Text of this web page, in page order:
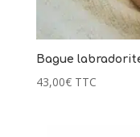
Bague
43,00€ TTC